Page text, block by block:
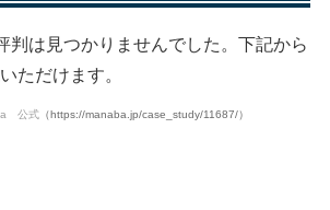
判は見つかりませんでした。下記から
ただけます。
公式 （https://manaba.jp/case_study/11687/）